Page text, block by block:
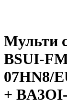
Мульти
BSUI-
07HN8/
+